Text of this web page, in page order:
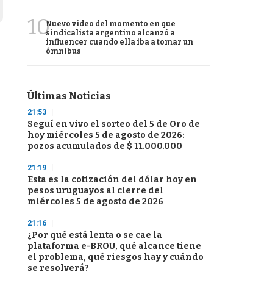
10Nuevo video del momento en que
sindicalista argentino alcanzó a
influencer cuando ella iba a tomar un
ómnibus
Últimas Noticias
21:53
Seguí en vivo el sorteo del 5 de Oro de
hoy miércoles 5 de agosto de 2026:
pozos acumulados de $ 11.000.000
21:19
Esta es la cotización del dólar hoy en
pesos uruguayos al cierre del
miércoles 5 de agosto de 2026
21:16
¿Por qué está lenta o se cae la
plataforma e-BROU, qué alcance tiene
el problema, qué riesgos hay y cuándo
se resolverá?